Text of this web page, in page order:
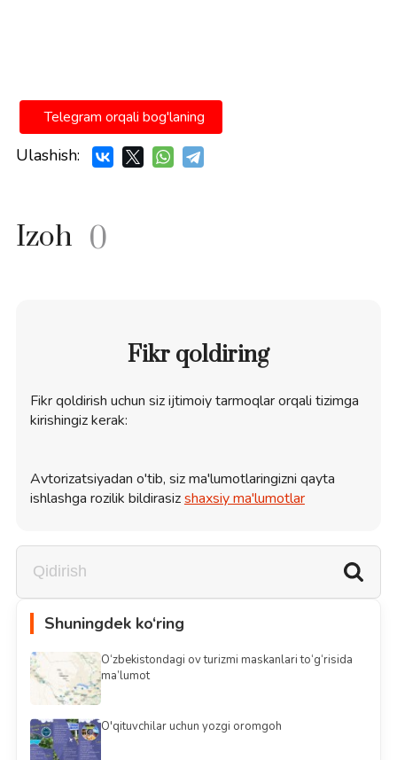
Telegram orqali bog'laning
Ulashish:
Izoh 0
Fikr qoldiring
Fikr qoldirish uchun siz ijtimoiy tarmoqlar orqali tizimga
kirishingiz kerak:
Avtorizatsiyadan o'tib, siz ma'lumotlaringizni qayta
ishlashga rozilik bildirasizshaxsiy ma'lumotlar
Shuningdek ko‘ring
O‘zbekistondagi ov turizmi maskanlari to‘g‘risida
ma’lumot
O'qituvchilar uchun yozgi oromgoh